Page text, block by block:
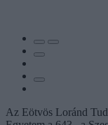
Az Eötvös Loránd